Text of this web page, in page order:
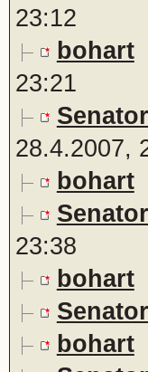
23:12
bohart
23:21
28.4.2007,
bohart
23:38
bohart
bohart